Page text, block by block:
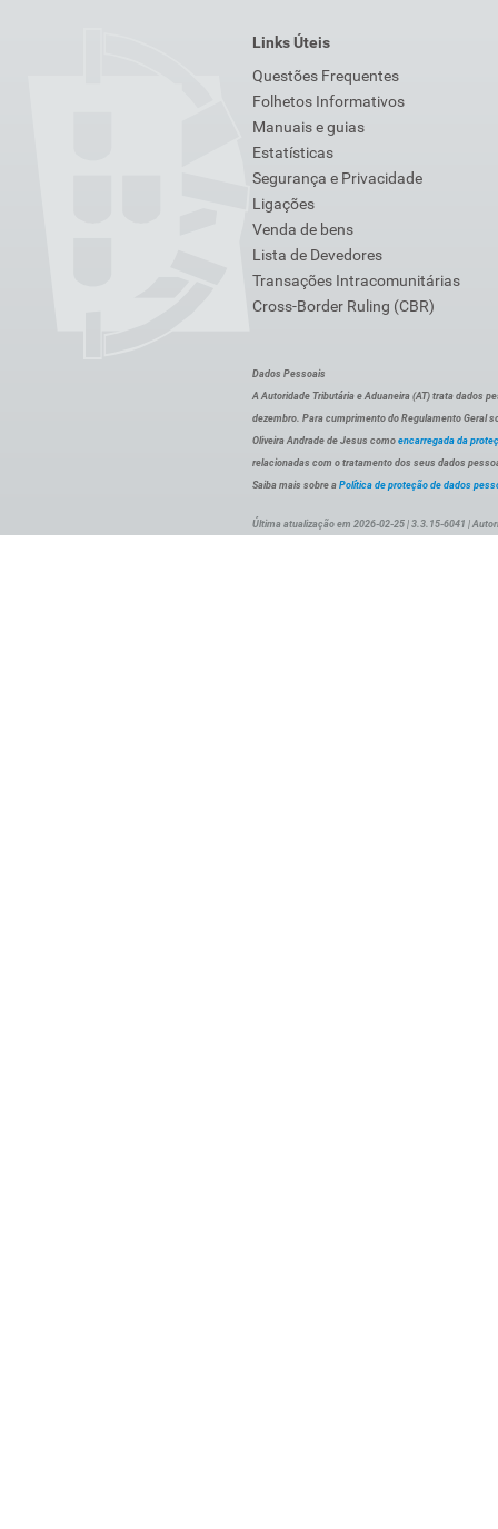
Links Úteis
Questões Frequentes
Folhetos Informativos
Manuais e guias
Estatísticas
Segurança e Privacidade
Ligações
Venda de bens
Lista de Devedores
Transações Intracomunitárias
Cross-Border Ruling (CBR)
Dados Pessoais
A Autoridade Tributária e Aduaneira (AT) trata dados
dezembro. Para cumprimento do Regulamento Geral
Oliveira Andrade de Jesus como encarregada da
relacionadas com o tratamento dos seus dados
Saiba mais sobre a Política de proteção de dados
Última atualização em 2026-02-25 | 3.3.15-6041 |